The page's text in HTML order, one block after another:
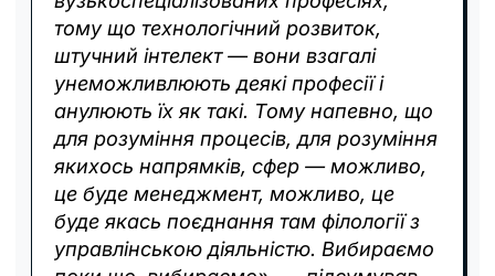
тому що технологічний розвиток,
штучний інтелект — вони взагалі
унеможливлюють деякі професії і
анулюють їх як такі. Тому напевно, що
для розуміння процесів, для розуміння
якихось напрямків, сфер — можливо,
це буде менеджмент, можливо, це
буде якась поєднання там філології з
управлінською діяльністю. Вибираємо